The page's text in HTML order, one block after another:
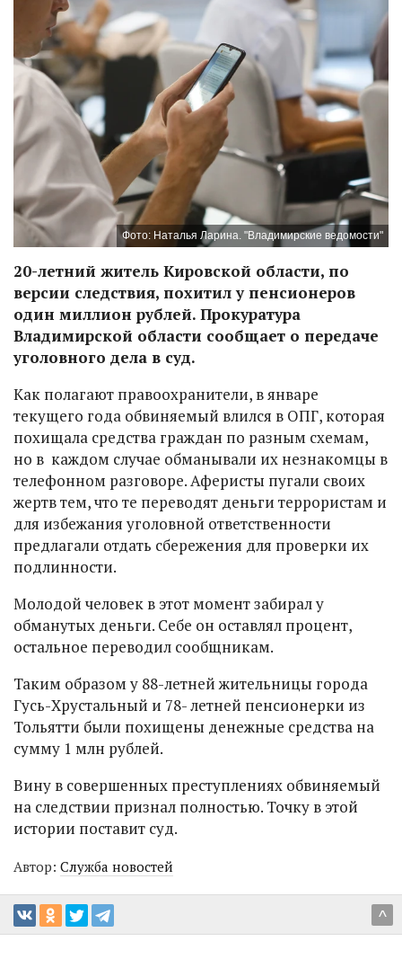
Фото: Наталья Ларина. "Владимирские ведомости"
20-летний житель Кировской области, по
версии следствия, похитил у пенсионеров
один миллион рублей. Прокуратура
Владимирской области сообщает о передаче
уголовного дела в суд.
Как полагают правоохранители, в январе
текущего года обвиняемый влился в ОПГ, которая
похищала средства граждан по разным схемам,
но в каждом случае обманывали их незнакомцы в
телефонном разговоре. Аферисты пугали своих
жертв тем, что те переводят деньги террористам и
для избежания уголовной ответственности
предлагали отдать сбережения для проверки их
подлинности.
Молодой человек в этот момент забирал у
обманутых деньги. Себе он оставлял процент,
остальное переводил сообщникам.
Таким образом у 88-летней жительницы города
Гусь-Хрустальный и 78- летней пенсионерки из
Тольятти были похищены денежные средства на
сумму 1 млн рублей.
Вину в совершенных преступлениях обвиняемый
на следствии признал полностью. Точку в этой
истории поставит суд.
Автор: Служба новостей
^